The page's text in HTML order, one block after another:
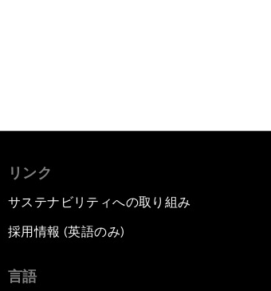
リンク
サステナビリティへの取り組み
採用情報 (英語のみ)
言語